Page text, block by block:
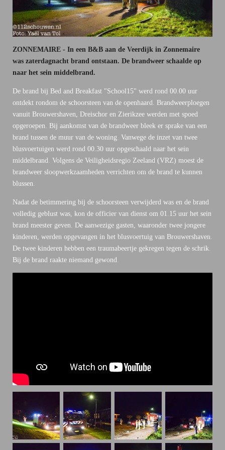
ZONNEMAIRE - In een B&B aan de Veerdijk in Zonnemaire
was zaterdagnacht brand ontstaan. De brandweer schaalde op
naar het sein middelbrand.
De brand bij Bed and Breakfast "School15" werd rond 00.00 uur
ontdekt rondom de schoorsteen van de openhaard. Brandweerploegen
vanuit Brouwershaven, Dreischor en Zierikzee werden met spoed
opgeroepen. Bij aankomst van de brandweer bleek er sprake van een
brand tussen de muur van de woning. Vanwege de inzet van twee
blusvoertuigen werd rond 00.30 uur opgeschaald naar het sein
middelbrand. Volgens de Veiligheidsregio Zeeland (VRZ) moest de
brandweer sloopwerkzaamheden verrichten om de brand te kunnen
blussen.
Nadat de betimmering bij de schoorsteen verwijderd was en de brand
volledig geblust was, kon de officier van dienst om 01.15 uur het sein
brand meester geven. De aanwezige gasten, waaronder twee jongere
kinderen, werden opgevangen in het blusvoertuig van Brouwershaven.
De twee kinderen hebben een traumabeertje gekregen tegen de schrik.
Bij de brand raakte niemand gewond.